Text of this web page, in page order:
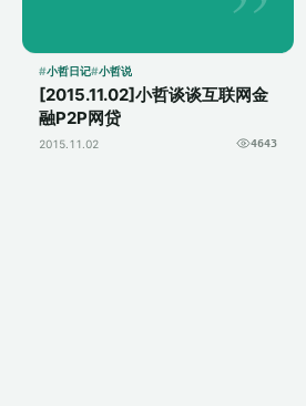
作双赢，这就需要一个
都知道的淘宝就是充...
小哲日记 小哲说
[2015.11.02]小哲谈谈互联网金
融P2P网贷
2015.11.02 4643